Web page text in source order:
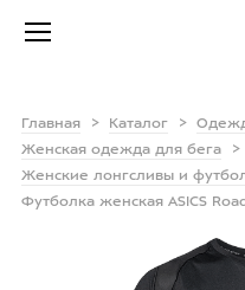
Главная Каталог
Женская одежда для бега
Женские лонгсливы и
Футболка женская ASICS